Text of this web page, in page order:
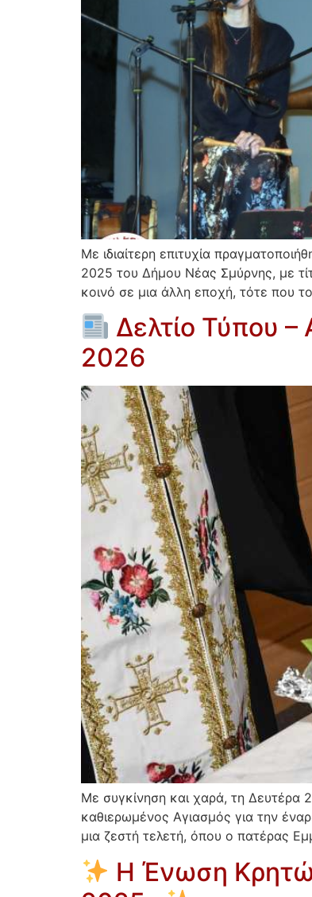
Με ιδιαίτερη επιτυχία
2025 του Δήμου Νέας Σμύρνης, με
κοινό σε μια άλλη εποχή, τότε που
Δελτίο Τύπου
2026
Με συγκίνηση και χαρά, τη Δευτέρα
καθιερωμένος Αγιασμός για την
μια ζεστή τελετή, όπου ο πατέρας
Η Ένωση